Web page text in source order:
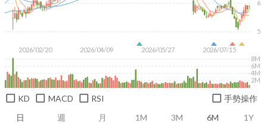
日 週 月 1M 3M 6M 1Y
2026/02/20 2026/04/09 2026/05/27 2026/07/15
5
6
2M
4M
6M
8M
KD MACD RSI 手勢操作